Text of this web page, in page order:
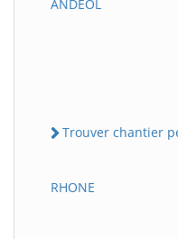
ANDEOL
Trouver chantier
RHONE